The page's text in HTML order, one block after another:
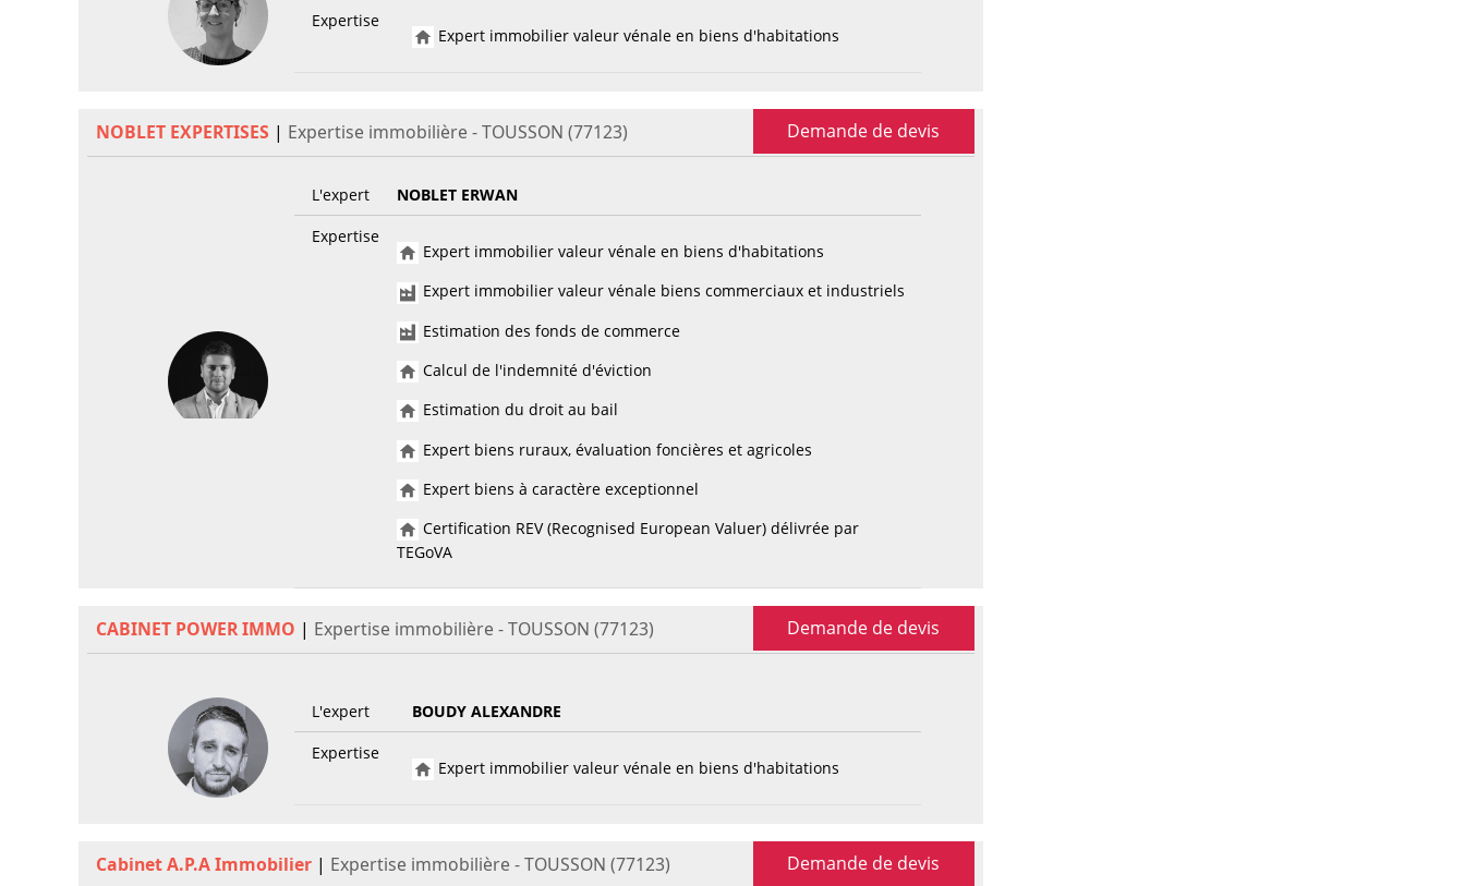
Expertise
Expert immobilier valeur vénale en biens d'habitations
NOBLET EXPERTISES | Expertise immobilière - TOUSSON (77123) Demande de devis
L'expert
NOBLET ERWAN
Expertise
Expert immobilier valeur vénale en biens d'habitations
Expert immobilier valeur vénale biens commerciaux et industriels
Estimation des fonds de commerce
Calcul de l'indemnité d'éviction
Estimation du droit au bail
Expert biens ruraux, évaluation foncières et agricoles
Expert biens à caractère exceptionnel
Certification REV (Recognised European Valuer) délivrée par
TEGoVA
CABINET POWER IMMO | Expertise immobilière - TOUSSON (77123) Demande de devis
L'expert
BOUDY ALEXANDRE
Expertise
Expert immobilier valeur vénale en biens d'habitations
Cabinet A.P.A Immobilier | Expertise immobilière - TOUSSON (77123) Demande de devis